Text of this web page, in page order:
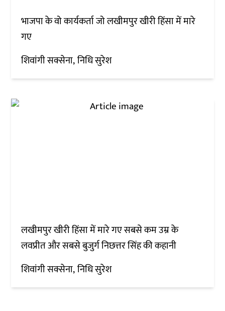
भाजपा के वो कार्यकर्ता जो लखीमपुर खीरी हिंसा में मारे
गए
शिवांगी सक्सेना निधि सुरेश
लखीमपुर खीरी हिंसा में मारे गए सबसे कम उम्र के
लवप्रीत और सबसे बुजुर्ग निछत्तर सिंह की कहानी
शिवांगी सक्सेना निधि सुरेश